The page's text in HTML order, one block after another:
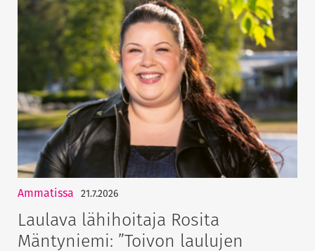
Ammatissa 21.7.2026
Laulava lähihoitaja Rosita
Mäntyniemi: ”Toivon laulujen